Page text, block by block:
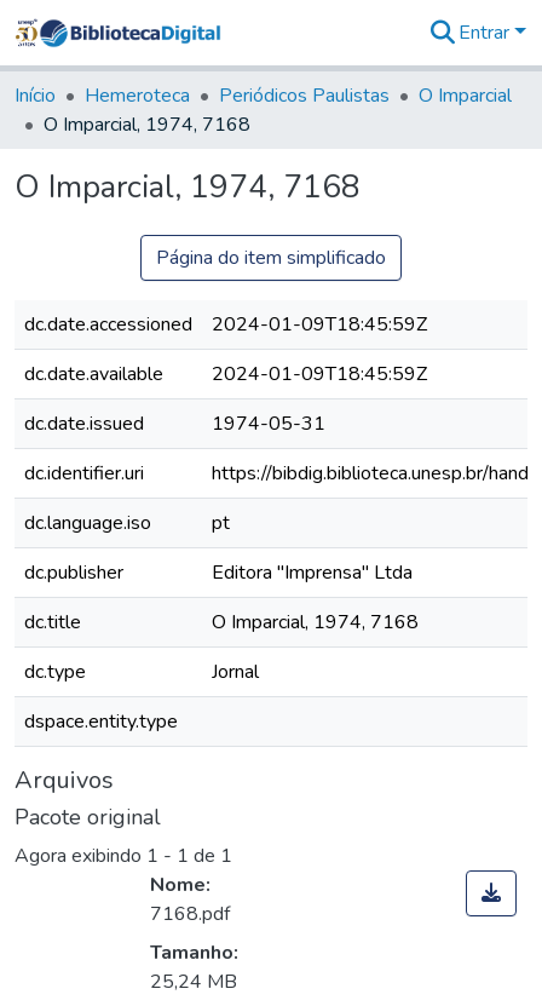
&
Coleções
Tudo na
Digital
Entrar
Início Hemeroteca Periódicos Paulistas
O Imparcial
O Imparcial, 1974, 7168
O Imparcial, 1974, 7168
Página do item simplificado
dc.date.accessioned
2024-01-09T18:45:59Z
dc.date.available
2024-01-09T18:45:59Z
dc.date.issued
1974-05-31
dc.identifier.uri
https://bibdig.biblioteca.unesp.br/
dc.language.iso
pt
dc.publisher
Editora "Imprensa" Ltda
dc.title
O Imparcial, 1974, 7168
dc.type
Jornal
dspace.entity.type
Arquivos
Pacote original
Agora exibindo 1 - 1 de 1
Nome:
7168.pdf
Tamanho:
25,24 MB